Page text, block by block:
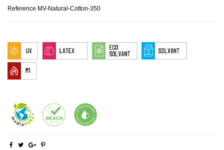
Reference MV-Natural-Cotton-350